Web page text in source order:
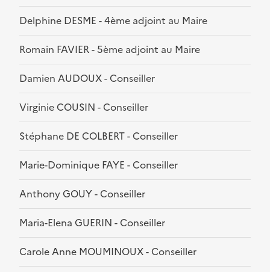
Delphine DESME - 4ème adjoint au Maire
Romain FAVIER - 5ème adjoint au Maire
Damien AUDOUX - Conseiller
Virginie COUSIN - Conseiller
Stéphane DE COLBERT - Conseiller
Marie-Dominique FAYE - Conseiller
Anthony GOUY - Conseiller
Maria-Elena GUERIN - Conseiller
Carole Anne MOUMINOUX - Conseiller